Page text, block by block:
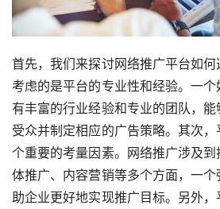
首先，我们来探讨网络推广平台如
考虑的是平台的专业性和经验。一
有丰富的行业经验和专业的团队，
受众并制定相应的广告策略。其次
个重要的考量因素。网络推广涉及
体推广、内容营销等多个方面，一
助企业更好地实现推广目标。另外